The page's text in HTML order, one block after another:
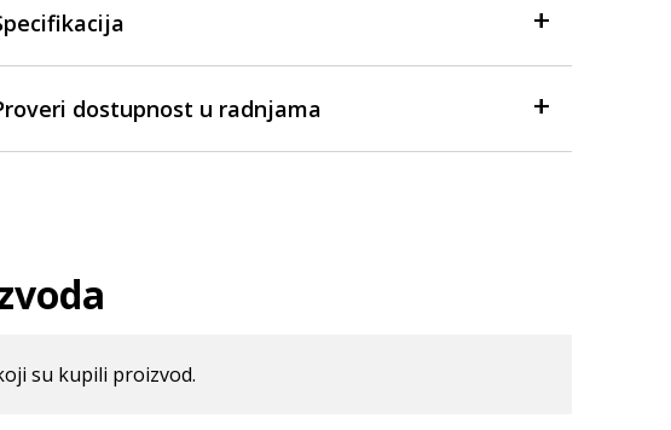
dostupnost u radnjama
su kupili proizvod.